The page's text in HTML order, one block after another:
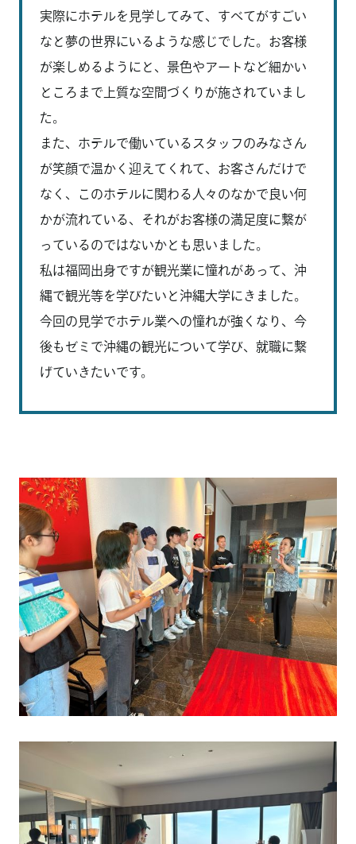
実際にホテルを見学してみて、すべてがすごい
なと夢の世界にいるような感じでした。お客様
が楽しめるようにと、景色やアートなど細かい
ところまで上質な空間づくりが施されていまし
た。
また、ホテルで働いているスタッフのみなさん
が笑顔で温かく迎えてくれて、お客さんだけで
なく、このホテルに関わる人々のなかで良い何
かが流れている、それがお客様の満足度に繋が
っているのではないかとも思いました。
私は福岡出身ですが観光業に憧れがあって、沖
縄で観光等を学びたいと沖縄大学にきました。
今回の見学でホテル業への憧れが強くなり、今
後もゼミで沖縄の観光について学び、就職に繋
げていきたいです。